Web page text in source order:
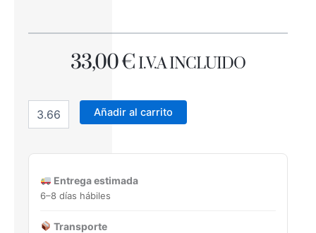
33,00€ I.V.A INCLUIDO
PALATINO
IVORY
45X90
cantidad
Añadir al carrito
Entrega estimada
6–8 días hábiles
Transporte